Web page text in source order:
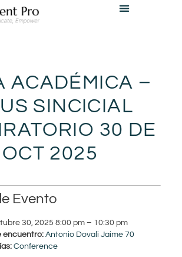
ACADÉMICA –
SINCICIAL
30 DE
OCT 2025
Evento
30, 2025 8:00 pm– 10:30 pm
encuentro: Antonio Dovali Jaime 70
Conference